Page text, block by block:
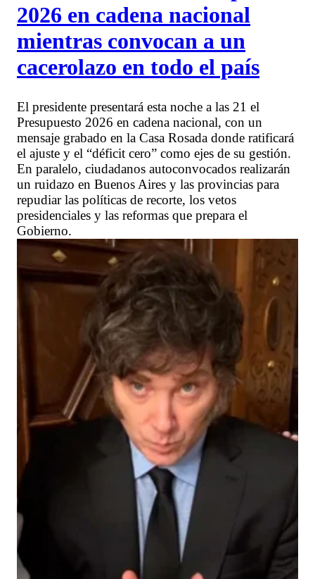
2026 en cadena nacional
mientras convocan a un
cacerolazo en todo el país
El presidente presentará esta noche a las 21 el
Presupuesto 2026 en cadena nacional, con un
mensaje grabado en la Casa Rosada donde ratificará
el ajuste y el “déficit cero” como ejes de su gestión.
En paralelo, ciudadanos autoconvocados realizarán
un ruidazo en Buenos Aires y las provincias para
repudiar las políticas de recorte, los vetos
presidenciales y las reformas que prepara el
Gobierno.